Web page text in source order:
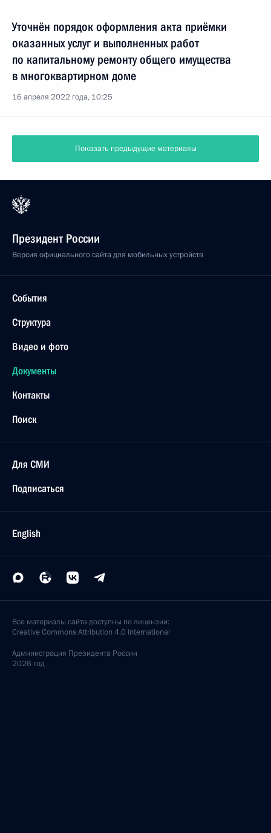
Уточнён порядок оформления акта приёмки
оказанных услуг и выполненных работ
по капитальному ремонту общего имущества
в многоквартирном доме
16 апреля 2022 года, 10:25
Показать предыдущие материалы
Президент России
Версия официального сайта для мобильных устройств
События
Структура
Видео и фото
Документы
Контакты
Поиск
Для СМИ
Подписаться
English
Все материалы сайта доступны по лицензии:
Creative Commons Attribution 4.0 International
Администрация Президента России
2026 год